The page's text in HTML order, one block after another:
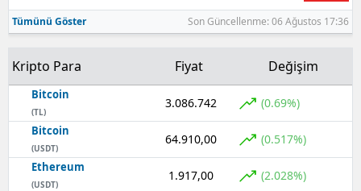
Tokat
Tunceli
Şanlıurfa
Uşak
Tümünü Göster Son Güncellenme: 06 Ağustos 17:36
Kripto Para Fiyat Değişim
Bitcoin
(TL)
3.086.742 (0.69%)
Bitcoin
(USDT)
64.910,00 (0.517%)
Ethereum
(USDT)
1.917,00 (2.028%)